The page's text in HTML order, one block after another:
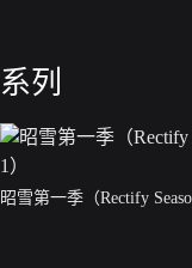
系列
昭雪第一季（Rectify